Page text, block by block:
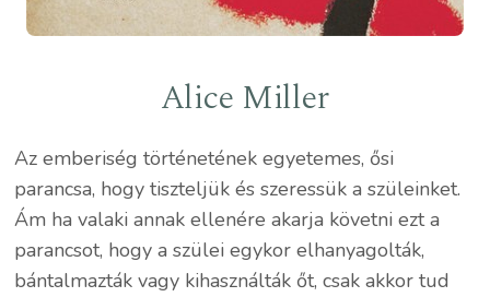
Alice Miller
Az emberiség történetének egyetemes, ősi
parancsa, hogy tiszteljük és szeressük a szüleinket.
Ám ha valaki annak ellenére akarja követni ezt a
parancsot, hogy a szülei egykor elhanyagolták,
bántalmazták vagy kihasználták őt, csak akkor tud